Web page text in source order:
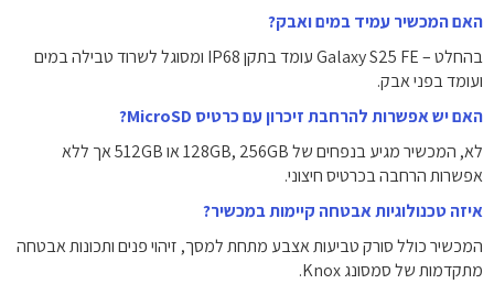
האם המכשיר עמיד במים ואבק?
בהחלט – Galaxy S25 FE עומד בתקן IP68 ומסוגל לשרוד טבילה במים
ועומד בפני אבק.
האם יש אפשרות להרחבת זיכרון עם כרטיס MicroSD?
לא, המכשיר מגיע בנפחים של 128GB, 256GB או 512GB אך ללא
אפשרות הרחבה בכרטיס חיצוני.
איזה טכנולוגיות אבטחה קיימות במכשיר?
המכשיר כולל סורק טביעות אצבע מתחת למסך, זיהוי פנים ותכונות אבטחה
מתקדמות של סמסונג Knox.